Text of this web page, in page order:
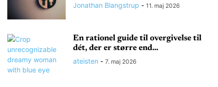
Jonathan Blangstrup - 11. maj 2026
En rationel guide til overgivelse til
dét, der er større end...
ateisten - 7. maj 2026